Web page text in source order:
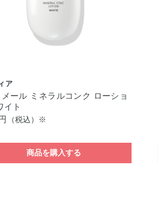
ア
ール ミネラルコンク ローショ
イト
（税込）※
商品を購入する